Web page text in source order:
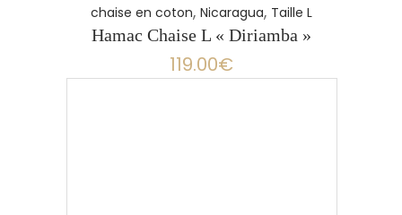
chaise en coton, Nicaragua, Taille L
Hamac Chaise L « Diriamba »
119.00€